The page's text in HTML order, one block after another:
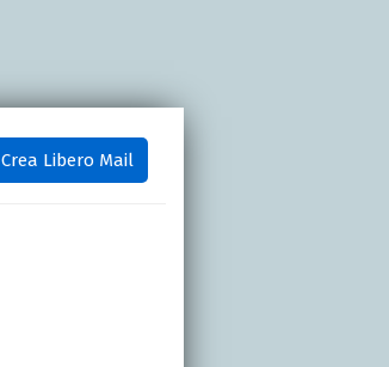
Crea Libero Mail